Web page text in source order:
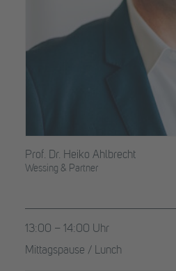
Prof. Dr. Heiko Ahlbrecht
Wessing & Partner
13:00 – 14:00 Uhr
Mittagspause / Lunch